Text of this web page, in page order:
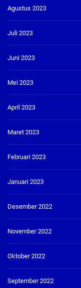
Agustus 2023
Juli 2023
Juni 2023
Mei 2023
April 2023
Maret 2023
Februari 2023
Januari 2023
Desember 2022
November 2022
Oktober 2022
September 2022